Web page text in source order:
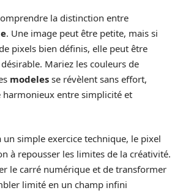
la distinction entre
. Une image peut être petite, mais si
pixels bien définis, elle peut être
Mariez les couleurs de
modeles se révèlent sans effort,
entre simplicité et
simple exercice technique, le pixel
à repousser les limites de la créativité.
le carré numérique et de transformer
limité en un champ infini